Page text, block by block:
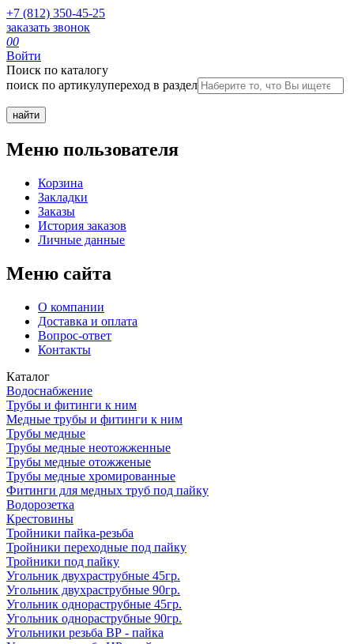
+7 (812) 350-45-25
заказать звонок
00
Войти
Поиск по каталогу
поиск по артикулупереход в раздел
Меню пользователя
Корзина
Закладки
Заказы
История заказов
Личные данные
Меню сайта
О компании
Доставка и оплата
Вопрос-ответ
Контакты
Каталог
Водоснабжение
Трубы и фитинги к ним
Медные трубы и фитинги к ним
Трубы медные
Трубы медные неотожженные
Трубы медные отожженые
Трубы медные хромированные
Фитинги для медных труб под пайку
Водорозетка
Крестовины
Тройники пайка-резьба
Тройники переходные под пайку
Тройники под пайку
Угольник двухраструбные 45гр.
Угольник двухраструбные 90гр.
Угольник однораструбные 45гр.
Угольник однораструбные 90гр.
Угольники резьба ВР - пайка